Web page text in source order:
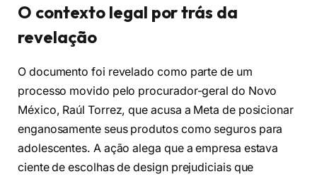
O contexto legal por trás da
revelação
O documento foi revelado como parte de um
processo movido pelo procurador-geral do Novo
México, Raúl Torrez, que acusa a Meta de posicionar
enganosamente seus produtos como seguros para
adolescentes. A ação alega que a empresa estava
ciente de escolhas de design prejudiciais que